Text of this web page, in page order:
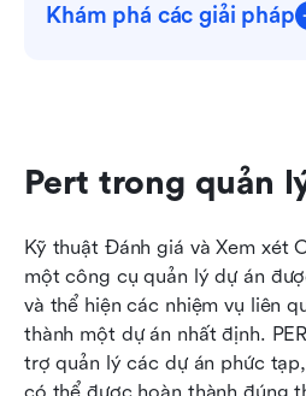
Khám phá các giải pháp
Pert trong quản
Kỹ thuật Đánh giá và Xem xét
một công cụ quản lý dự án
và thể hiện các nhiệm vụ liên
thành một dự án nhất định.
trợ quản lý các dự án phức
có thể được hoàn thành đúng